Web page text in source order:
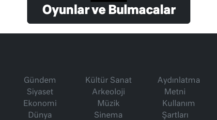
Oyunlar ve Bulmacalar
Gündem
Siyaset
Ekonomi
Dünya
Kültür Sanat
Arkeoloji
Müzik
Sinema
Aydınlatma
Metni
Kullanım
Şartları